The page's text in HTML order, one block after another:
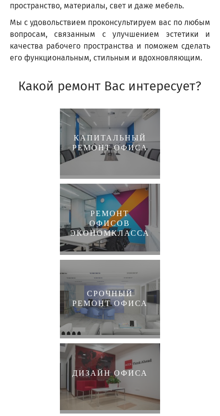
пространство, материалы, свет и даже мебель.
Мы с удовольствием проконсультируем вас по любым
вопросам, связанным с улучшением эстетики и
качества рабочего пространства и поможем сделать
его функциональным, стильным и вдохновляющим.
Какой ремонт Вас интересует?
КАПИТАЛЬНЫЙ
РЕМОНТ ОФИСА
РЕМОНТ
ОФИСОВ
ЭКОНОМКЛАССА
СРОЧНЫЙ
РЕМОНТ ОФИСА
ДИЗАЙН ОФИСА